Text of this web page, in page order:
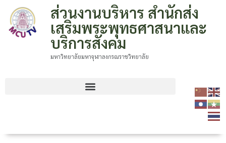
ส่วนงานบริหาร สำนักส่ง
เสริมพระพุทธศาสนาและ
บริการสังคม
มหาวิทยาลัยมหาจุฬาลงกรณราชวิทยาลัย